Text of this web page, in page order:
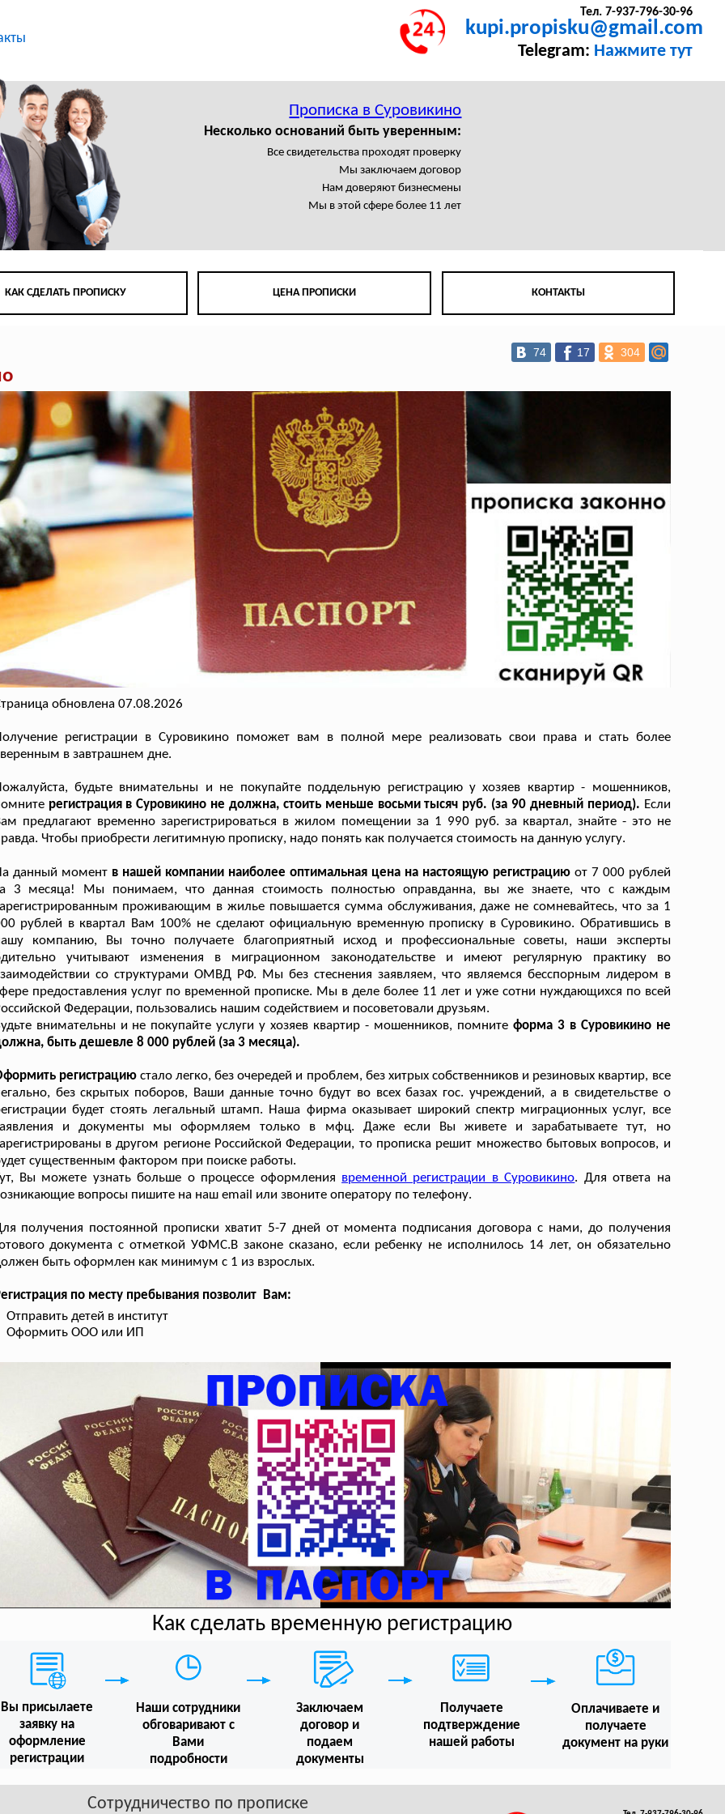
Тел. 7-937-796-30-96
kupi.propisku@gmail.com
Telegram: Нажмите тут
Прописка в Суровикино
Несколько оснований быть уверенным:
Все свидетельства проходят проверку
Мы заключаем договор
Нам доверяют бизнесмены
Мы в этой сфере более 11 лет
КАК СДЕЛАТЬ ПРОПИСКУ ЦЕНА ПРОПИСКИ КОНТАКТЫ
74 17 304
обновлена 07.08.2026
регистрации в Суровикино поможет вам в полной мере реализовать свои права и стать более
в завтрашнем дне.
будьте внимательны и не покупайте поддельную регистрацию у хозяев квартир - мошенников,
регистрация в Суровикино не должна, стоить меньше восьми тысяч руб. (за 90 дневный период). Если
предлагают временно зарегистрироваться в жилом помещении за 1 990 руб. за квартал, знайте - это не
Чтобы приобрести легитимную прописку, надо понять как получается стоимость на данную услугу.
данный моментв нашей компании наиболее оптимальная цена на настоящую регистрацию от 7 000 рублей
3 месяца! Мы понимаем, что данная стоимость полностью оправданна, вы же знаете, что с каждым
проживающим в жилье повышается сумма обслуживания, даже не сомневайтесь, что за 1
рублей в квартал Вам 100% не сделают официальную временную прописку в Суровикино. Обратившись в
компанию, Вы точно получаете благоприятный исход и профессиональные советы, наши эксперты
учитывают изменения в миграционном законодательстве и имеют регулярную практику во
со структурами ОМВД РФ. Мы без стеснения заявляем, что являемся бесспорным лидером в
предоставления услуг по временной прописке. Мы в деле более 11 лет и уже сотни нуждающихся по всей
Федерации, пользовались нашим содействием и посоветовали друзьям.
внимательны и не покупайте услуги у хозяев квартир - мошенников, помните форма 3 в Суровикино не
быть дешевле 8 000 рублей (за 3 месяца).
регистрациюстало легко, без очередей и проблем, без хитрых собственников и резиновых квартир, все
без скрытых поборов, Ваши данные точно будут во всех базах гос. учреждений, а в свидетельстве о
будет стоять легальный штамп. Наша фирма оказывает широкий спектр миграционных услуг, все
и документы мы оформляем только в мфц. Даже если Вы живете и зарабатываете тут, но
в другом регионе Российской Федерации, то прописка решит множество бытовых вопросов, и
существенным фактором при поиске работы.
Вы можете узнать больше о процессе оформления временной регистрации в Суровикино. Для ответа на
вопросы пишите на наш email или звоните оператору по телефону.
получения постоянной прописки хватит 5-7 дней от момента подписания договора с нами, до получения
документа с отметкой УФМС.В законе сказано, если ребенку не исполнилось 14 лет, он обязательно
быть оформлен как минимум с 1 из взрослых.
по месту пребывания позволит Вам:
Отправить детей в институт
Оформить ООО или ИП
Как сделать временную регистрацию
Вы присылаете
заявку на
оформление
регистрации
Наши сотрудники
обговаривают с
Вами
подробности
Заключаем
договор и
подаем
документы
Получаете
подтверждение
нашей работы
Оплачиваете и
получаете
документ на руки
Сотрудничество по прописке